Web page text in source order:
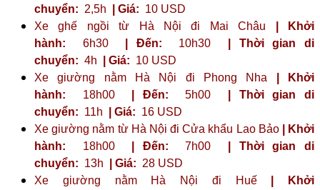
chuyển: 2,5h | Giá: 10 USD
Xe ghế ngồi từ Hà Nội đi Mai Châu
| Khởi
hành: 6h30 | Đến: 10h30
| Thời gian di
chuyển: 4h | Giá: 10 USD
Xe giường nằm Hà Nội đi Phong Nha
| Khởi
hành: 18h00 | Đến: 5h00
| Thời gian di
chuyển: 11h | Giá: 16 USD
Xe giường nằm từ Hà Nội đi Cửa khẩu Lao Bảo
| Khởi
hành: 18h00 | Đến: 7h00
| Thời gian di
chuyển: 13h | Giá: 28 USD
Xe giường nằm Hà Nội đi Huế
| Khởi